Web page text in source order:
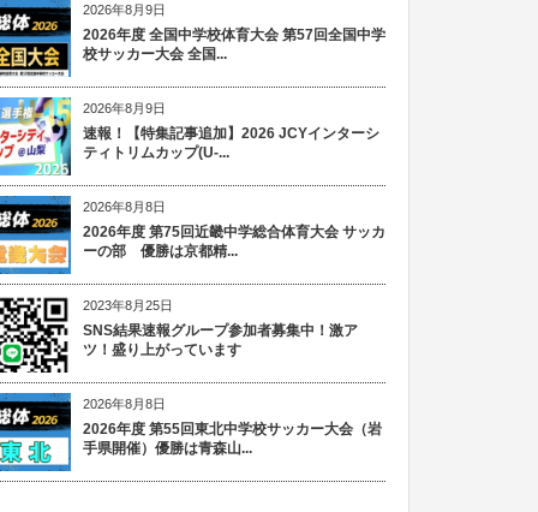
2026年8月9日
2026年度 全国中学校体育大会 第57回全国中学
校サッカー大会 全国...
2026年8月9日
速報！【特集記事追加】2026 JCYインターシ
ティトリムカップ(U-...
2026年8月8日
2026年度 第75回近畿中学総合体育大会 サッカ
ーの部 優勝は京都精...
2023年8月25日
SNS結果速報グループ参加者募集中！激ア
ツ！盛り上がっています
2026年8月8日
2026年度 第55回東北中学校サッカー大会（岩
手県開催）優勝は青森山...